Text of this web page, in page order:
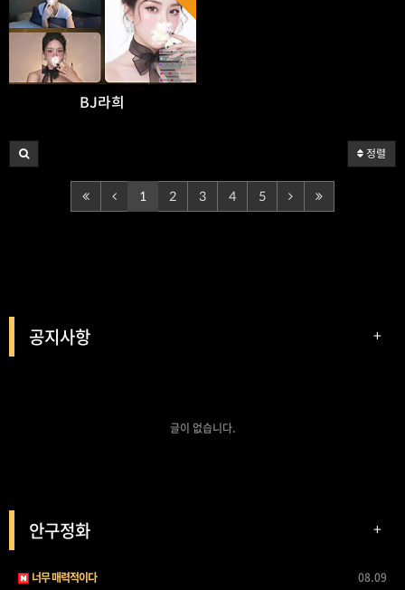
BJ라희
정렬
1 2 3 4 5
+
공지사항
글이 없습니다.
+
안구정화
08.09
너무 매력적이다